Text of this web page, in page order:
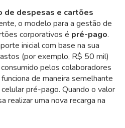
despesas e cartões
o modelo para a gestão de
corporativos é pré-pago.
inicial com base na sua
(por exemplo, R$ 50 mil)
pelos colaboradores
de maneira semelhante
pré-pago. Quando o valor
realizar uma nova recarga na